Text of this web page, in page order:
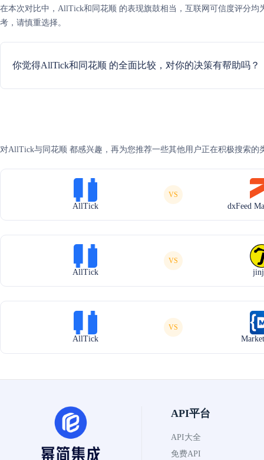
在本次对比中，AllTick和同花顺 的表现旗鼓相当，互联网可信度评分
考，请慎重选择。
你觉得AllTick和同花顺 的全面比较，对你的决策有帮助吗？
对AllTick与同花顺 都感兴趣，再为您推荐一些其他用户正在积极搜索的
AllTick
VS
dxFeed
AllTick
VS
AllTick
VS
API平台
API大全
免费API